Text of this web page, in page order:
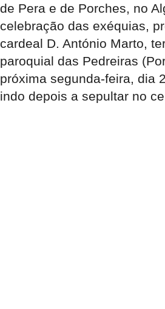
de Pera e de Porches, no
celebração das exéquias,
cardeal D. António Marto,
paroquial das Pedreiras
próxima segunda-feira, dia
indo depois a sepultar no